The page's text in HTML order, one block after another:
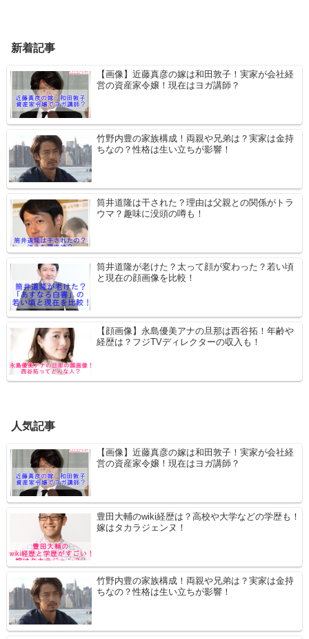
新着記事
【画像】近藤真彦の嫁は和田敦子！実家が会社経
営の資産家令嬢！現在はヨガ講師？
竹野内豊の家族構成！両親や兄弟は？実家は金持
ちなの？性格は生い立ちが影響！
筒井道隆は干された？理由は父親との関係がトラ
ウマ？趣味に没頭の噂も！
筒井道隆が老けた？太って顔が変わった？若い頃
と現在の顔画像を比較！
【顔画像】永島優美アナの旦那は西谷拓！年齢や
経歴は？フジTVディレクターの収入も！
人気記事
【画像】近藤真彦の嫁は和田敦子！実家が会社経
営の資産家令嬢！現在はヨガ講師？
豊田大輔のwiki経歴は？高校や大学などの学歴も！
嫁はタカラジェンヌ！
竹野内豊の家族構成！両親や兄弟は？実家は金持
ちなの？性格は生い立ちが影響！